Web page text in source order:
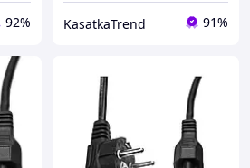
92% KasatkaTrend 91%